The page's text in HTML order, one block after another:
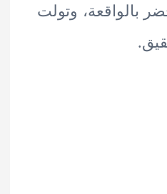
وتولت